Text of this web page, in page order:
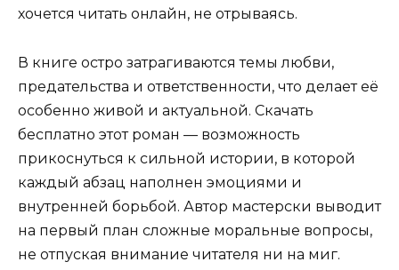
хочется читать онлайн, не отрываясь.
В книге остро затрагиваются темы любви,
предательства и ответственности, что делает её
особенно живой и актуальной. Скачать
бесплатно этот роман — возможность
прикоснуться к сильной истории, в которой
каждый абзац наполнен эмоциями и
внутренней борьбой. Автор мастерски выводит
на первый план сложные моральные вопросы,
не отпуская внимание читателя ни на миг.